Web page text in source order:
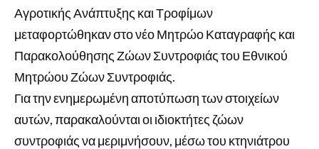
Αγροτικής Ανάπτυξης και Τροφίμων
μεταφορτώθηκαν στο νέο Μητρώο Καταγραφής και
Παρακολούθησης Ζώων Συντροφιάς του Εθνικού
Μητρώου Ζώων Συντροφιάς.
Για την ενημερωμένη αποτύπωση των στοιχείων
αυτών, παρακαλούνται οι ιδιοκτήτες ζώων
συντροφιάς να μεριμνήσουν, μέσω του κτηνιάτρου